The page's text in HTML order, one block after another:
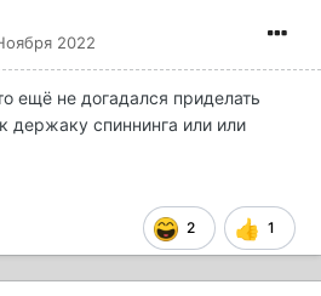
2022
ещё не догадался приделать
держаку спиннинга или или
2 1